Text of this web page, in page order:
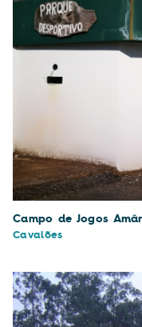
Campo de Jogos
Cavalões